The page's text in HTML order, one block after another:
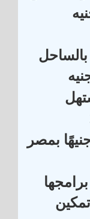
يسجل 39400 جنيه
4 محطات بالساحل
بمستهل
الذهب عيار 21 يرتفع 185 جنيهًا بمصر